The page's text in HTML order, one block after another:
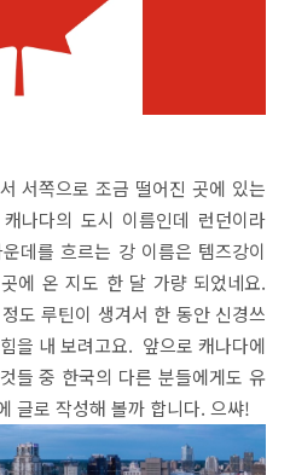
서쪽으로 조금 떨어진 곳에 있는
나다의 도시 이름인데 런던이라
데를 흐르는 강 이름은 템즈강이
에 온 지도 한 달 가량 되었네요.
도 루틴이 생겨서 한 동안 신경쓰
을 내 보려고요. 앞으로 캐나다에
들 중 한국의 다른 분들에게도 유
글로 작성해 볼까 합니다. 으쌰!